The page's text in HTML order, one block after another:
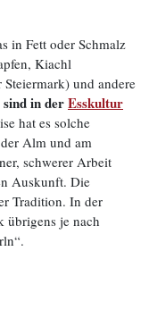
in Fett oder Schmalz
Kiachl
und andere
sind in derEsskultur
hat es solche
Alm und am
schwerer Arbeit
Auskunft. Die
Tradition. In der
übrigens je nach